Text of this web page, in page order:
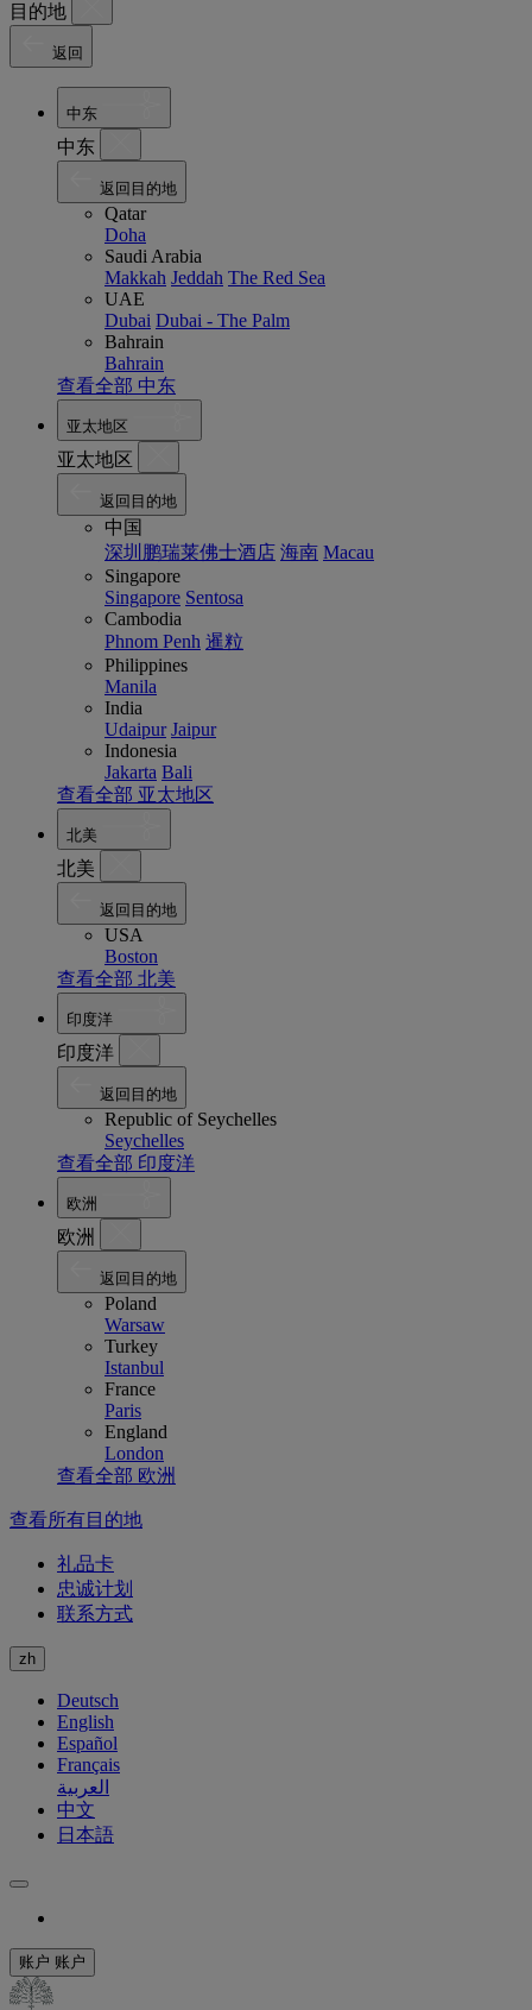
目的地
返回
中东
中东
返回目的地
Qatar
Doha
Saudi Arabia
Makkah Jeddah The Red Sea
UAE
Dubai Dubai - The Palm
Bahrain
Bahrain
查看全部 中东
亚太地区
亚太地区
返回目的地
中国
深圳鹏瑞莱佛士酒店 海南 Macau
Singapore
Singapore Sentosa
Cambodia
Phnom Penh 暹粒
Philippines
Manila
India
Udaipur Jaipur
Indonesia
Jakarta Bali
查看全部 亚太地区
北美
北美
返回目的地
USA
Boston
查看全部 北美
印度洋
印度洋
返回目的地
Republic of Seychelles
Seychelles
查看全部 印度洋
欧洲
欧洲
返回目的地
Poland
Warsaw
Turkey
Istanbul
France
Paris
England
London
查看全部 欧洲
查看所有目的地
礼品卡
忠诚计划
联系方式
zh
Deutsch
English
Español
Français
العربية
中文
日本語
账户 账户